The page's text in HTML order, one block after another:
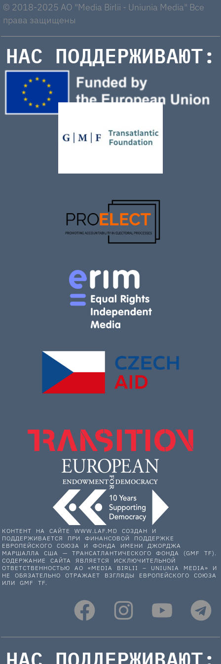
© 2018-2025 AO "Media Birlii - Uniunia Media" Все
права защищены
НАС ПОДДЕРЖИВАЮТ:
КОНТЕНТ НА САЙТЕ WWW.LAF.MD СОЗДАН И
ПОДДЕРЖИВАЕТСЯ ПРИ ФИНАНСОВОЙ ПОДДЕРЖКЕ
ЕВРОПЕЙСКОГО СОЮЗА И ФОНДА ИМЕНИ ДЖОРДЖА
МАРШАЛЛА США — ТРАНСАТЛАНТИЧЕСКОГО ФОНДА (GMF TF).
СОДЕРЖАНИЕ САЙТА ЯВЛЯЕТСЯ ИСКЛЮЧИТЕЛЬНОЙ
ОТВЕТСТВЕННОСТЬЮ АО «MEDIA BIRLII – UNIUNIA MEDIA» И
НЕ ОБЯЗАТЕЛЬНО ОТРАЖАЕТ ВЗГЛЯДЫ ЕВРОПЕЙСКОГО СОЮЗА
ИЛИ GMF TF.